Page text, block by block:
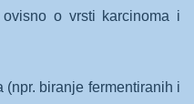
o vrsti karcinoma i
biranje fermentiranih i